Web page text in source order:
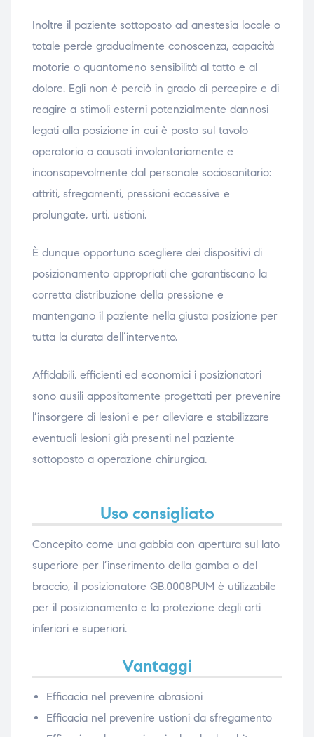
Inoltre il paziente sottoposto ad anestesia locale o
totale perde gradualmente conoscenza, capacità
motorie o quantomeno sensibilità al tatto e al
dolore. Egli non è perciò in grado di percepire e di
reagire a stimoli esterni potenzialmente dannosi
legati alla posizione in cui è posto sul tavolo
operatorio o causati involontariamente e
inconsapevolmente dal personale sociosanitario:
attriti, sfregamenti, pressioni eccessive e
prolungate, urti, ustioni.
È dunque opportuno scegliere dei dispositivi di
posizionamento appropriati che garantiscano la
corretta distribuzione della pressione e
mantengano il paziente nella giusta posizione per
tutta la durata dell’intervento.
Affidabili, efficienti ed economici i posizionatori
sono ausili appositamente progettati per prevenire
l’insorgere di lesioni e per alleviare e stabilizzare
eventuali lesioni già presenti nel paziente
sottoposto a operazione chirurgica.
Uso consigliato
Concepito come una gabbia con apertura sul lato
superiore per l’inserimento della gamba o del
braccio, il posizionatore GB.0008PUM è utilizzabile
per il posizionamento e la protezione degli arti
inferiori e superiori.
Vantaggi
Efficacia nel prevenire abrasioni
Efficacia nel prevenire ustioni da sfregamento